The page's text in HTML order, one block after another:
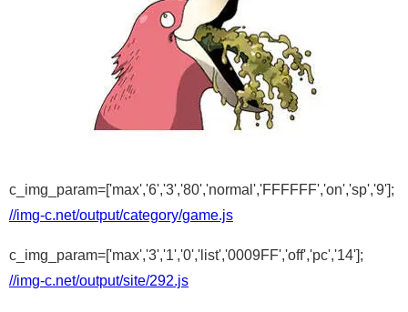
c_img_param=['max','6','3','80','normal','FFFFFF','on','sp','9'];
//img-c.net/output/category/game.js
c_img_param=['max','3','1','0','list','0009FF','off','pc','14'];
//img-c.net/output/site/292.js